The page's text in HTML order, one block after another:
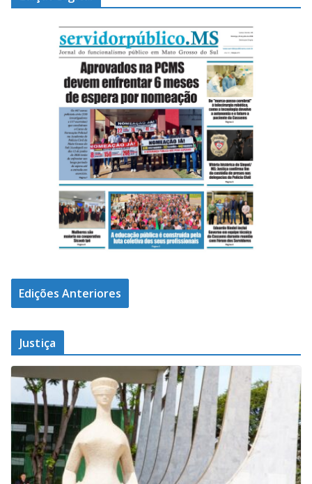
Edições Anteriores
Justiça